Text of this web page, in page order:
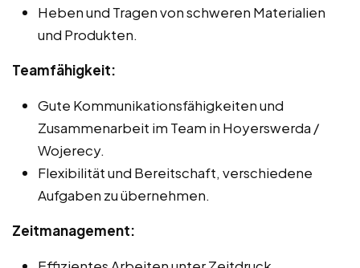
Heben und Tragen von schweren Materialien
und Produkten.
Teamfähigkeit:
Gute Kommunikationsfähigkeiten und
Zusammenarbeit im Team in Hoyerswerda /
Wojerecy.
Flexibilität und Bereitschaft, verschiedene
Aufgaben zu übernehmen.
Zeitmanagement: